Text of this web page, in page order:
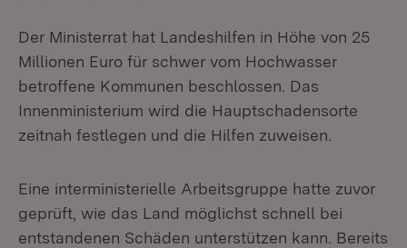
Der Ministerrat hat Landeshilfen in Höhe von 25
Millionen Euro für schwer vom Hochwasser
betroffene Kommunen beschlossen. Das
Innenministerium wird die Hauptschadensorte
zeitnah festlegen und die Hilfen zuweisen.
Eine interministerielle Arbeitsgruppe hatte zuvor
geprüft, wie das Land möglichst schnell bei
entstandenen Schäden unterstützen kann. Bereits